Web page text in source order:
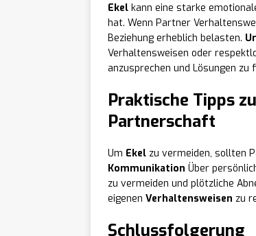
Ekel kann eine starke
hat. Wenn Partner
Beziehung erheblich belasten.
Verhaltensweisen oder
anzusprechen und Lösungen zu
Praktische Tipps
Partnerschaft
Um Ekel zu vermeiden, sollten
Kommunikation Über
zu vermeiden und plötzliche
eigenen Verhaltensweisen zu
Schlussfolgerung